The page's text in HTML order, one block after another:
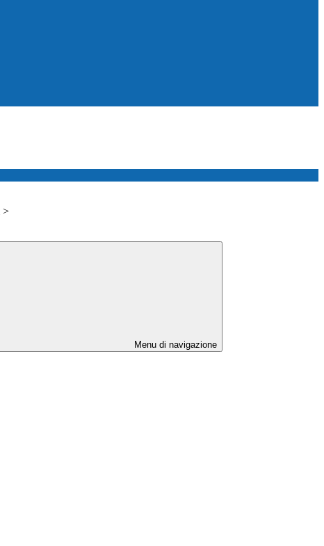
>
Menu di navigazione